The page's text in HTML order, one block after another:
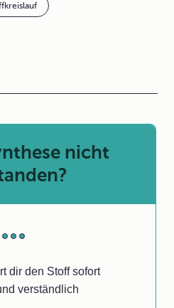
nicht
dir den Stoff sofort
verständlich